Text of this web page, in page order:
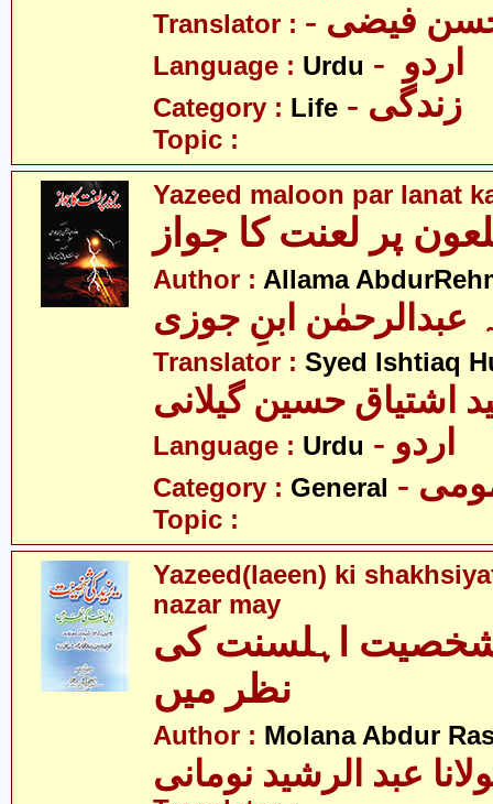
Translator : حسن فیضی
Language : Urdu
Category : Life - زندگی
Topic :
Yazeed maloon par lanat
پر لعنت کا جواز
Author : Allama
عبدالرحمٰن ابنِ جوزی
Translator : Syed Ishtiaq
اشتیاق حسین گیلانی
Language : Urdu - اردو
Category : General
Topic :
Yazeed(laeen) ki
nazar may
شخصیت اہلسنت کی
نظر میں
Author : Molana Abdur
عبد الرشید نومانی